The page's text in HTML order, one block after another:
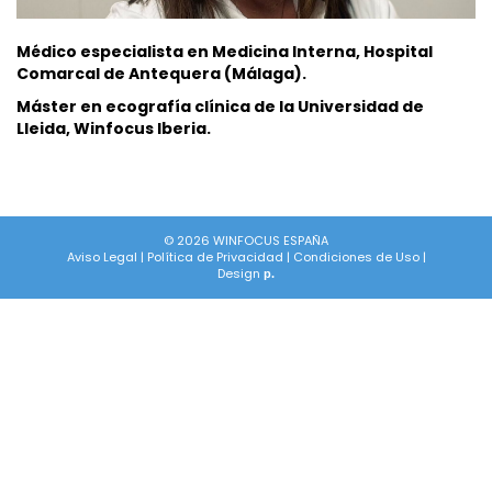
Médico especialista en Medicina Interna, Hospital
Comarcal de Antequera (Málaga).
Máster en ecografía clínica de la Universidad de
Lleida, Winfocus Iberia.
© 2026 WINFOCUS ESPAÑA
Aviso Legal | Política de Privacidad | Condiciones de Uso|
Design p.